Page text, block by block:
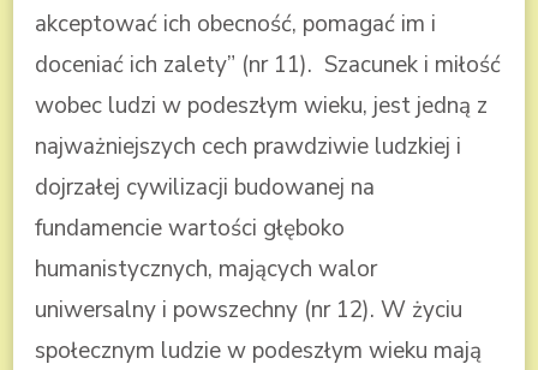
akceptować ich obecność, pomagać im i
doceniać ich zalety” (nr 11). Szacunek i miłość
wobec ludzi w podeszłym wieku, jest jedną z
najważniejszych cech prawdziwie ludzkiej i
dojrzałej cywilizacji budowanej na
fundamencie wartości głęboko
humanistycznych, mających walor
uniwersalny i powszechny (nr 12). W życiu
społecznym ludzie w podeszłym wieku mają